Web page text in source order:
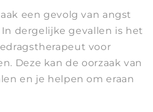
een gevolg van angst
dergelijke gevallen is het
voor
Deze kan de oorzaak van
en je helpen om eraan